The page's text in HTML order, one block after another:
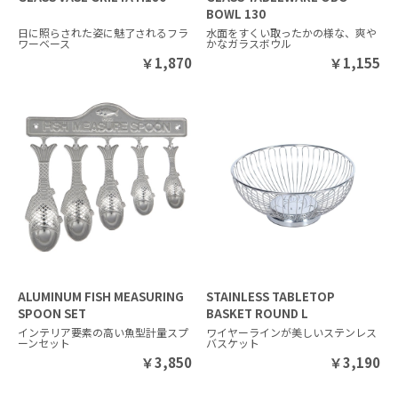
日に照らされた姿に魅了されるフラ
ワーベース
￥1,870
BOWL 130
水面をすくい取ったかの様な、爽
かなガラスボウル
￥1,155
ALUMINUM FISH MEASURING
SPOON SET
インテリア要素の高い魚型計量スプ
ーンセット
￥3,850
STAINLESS TABLETOP
BASKET ROUND L
ワイヤーラインが美しいステンレス
バスケット
￥3,190